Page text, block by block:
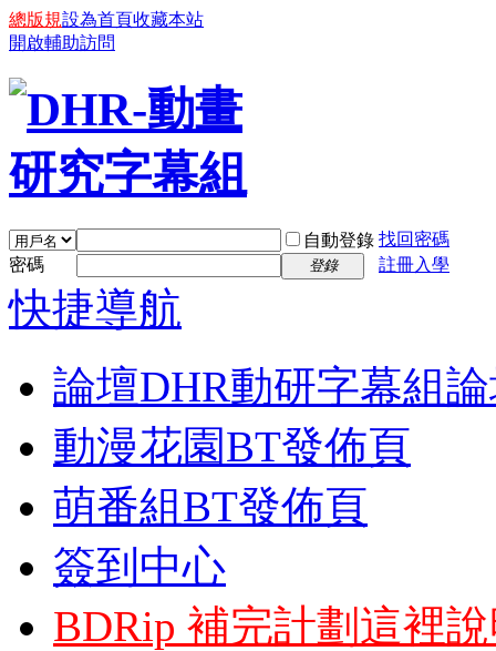
總版規設為首頁收藏本站
開啟輔助訪問
自動登錄 找回密碼
密碼
登錄 註冊入學
快捷導航
論壇DHR動研字幕組
動漫花園BT發佈頁
萌番組BT發佈頁
簽到中心
BDRip 補完計劃 這裡